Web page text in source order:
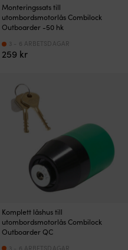
Monteringssats till
utombordsmotorlås Combilock
Outboarder -50 hk
259 kr
3 - 6 ARBETSDAGAR
Komplett låshus till
utombordsmotorlås Combilock
Outboarder QC
3 - 6 ARBETSDAGAR